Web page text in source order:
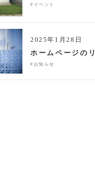
#イベント
2025年1月28日
#お知らせ